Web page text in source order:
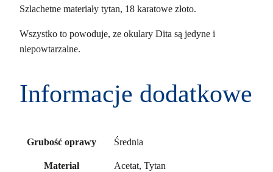
Szlachetne materiały tytan, 18 karatowe złoto.
Wszystko to powoduje, ze okulary Dita są jedyne i
niepowtarzalne.
Informacje dodatkowe
Grubość oprawy Średnia
Materiał Acetat, Tytan